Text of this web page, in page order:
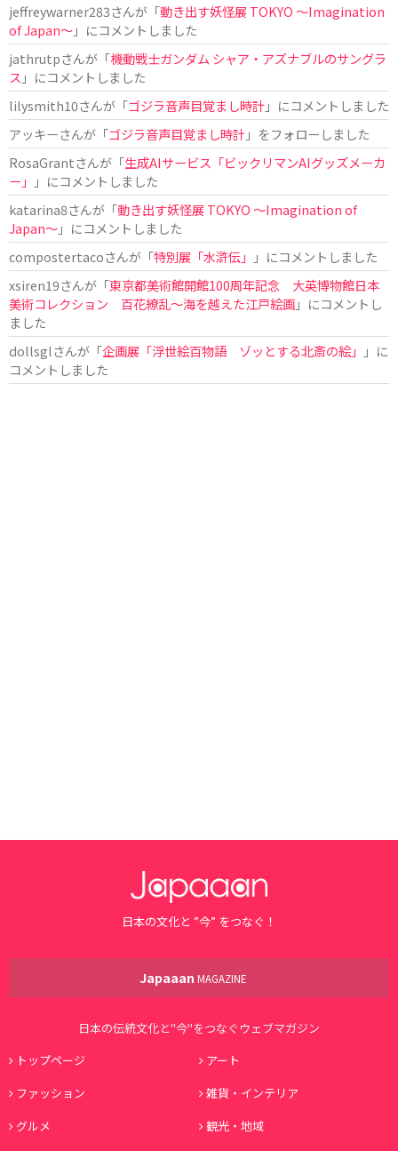
jeffreywarner283さんが「動き出す妖怪展 TOKYO 〜Imagination
of Japan〜」にコメントしました
jathrutpさんが「機動戦士ガンダム シャア・アズナブルのサングラ
ス 」にコメントしました
lilysmith10さんが「ゴジラ音声目覚まし時計」にコメントしました
アッキーさんが「ゴジラ音声目覚まし時計」をフォローしました
RosaGrantさんが「生成AIサービス「ビックリマンAIグッズメーカ
ー」
」にコメントしました
katarina8さんが「動き出す妖怪展 TOKYO 〜Imagination of
Japan〜」にコメントしました
compostertacoさんが「特別展「水滸伝」
」にコメントしました
xsiren19さんが「東京都美術館開館100周年記念 大英博物館日本
美術コレクション 百花繚乱～海を越えた江戸絵画」にコメントし
ました
dollsglさんが「企画展「浮世絵百物語 ゾッとする北斎の絵」
」に
コメントしました
日本の文化と ”今” をつなぐ！
Japaaan MAGAZINE
日本の伝統文化と"今"をつなぐウェブマガジン
トップページ
アート
ファッション
雑貨・インテリア
グルメ
観光・地域